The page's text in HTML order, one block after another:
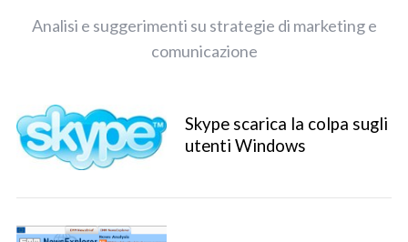
Analisi e suggerimenti su strategie di marketing e
comunicazione
Skype scarica la colpa sugli
utenti Windows